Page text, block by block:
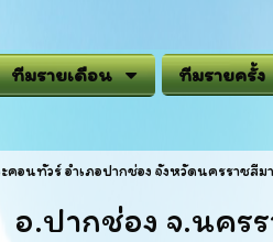
ทีมรายเดือน ทีมรายครั้ง
อนทัวร์ อำเภอปากช่อง จังหวัดนครราชสีมา
อ.ปากช่อง จ.นคร